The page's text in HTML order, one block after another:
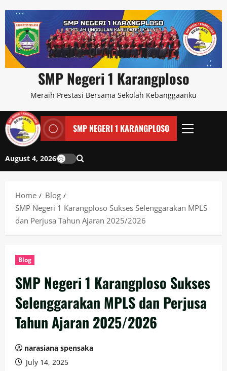
SMP Negeri 1 Karangploso
Meraih Prestasi Bersama Sekolah Kebanggaanku
SMP NEGERI 1 KARANGPLOSO
August 4, 2026
Home
Blog
SMP Negeri 1 Karangploso Sukses Selenggarakan MPLS
dan Perjusa Tahun Ajaran 2025/2026
Blog
SMP Negeri 1 Karangploso Sukses
Selenggarakan MPLS dan Perjusa
Tahun Ajaran 2025/2026
narasiana spensaka
July 14, 2025